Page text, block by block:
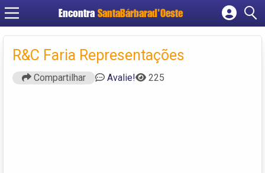
Encontra SantaBárbarad'Oeste
Cadastrar empresa
Fazer login
Criar conta
R&C Faria Representações
Compartilhar Avalie! 225